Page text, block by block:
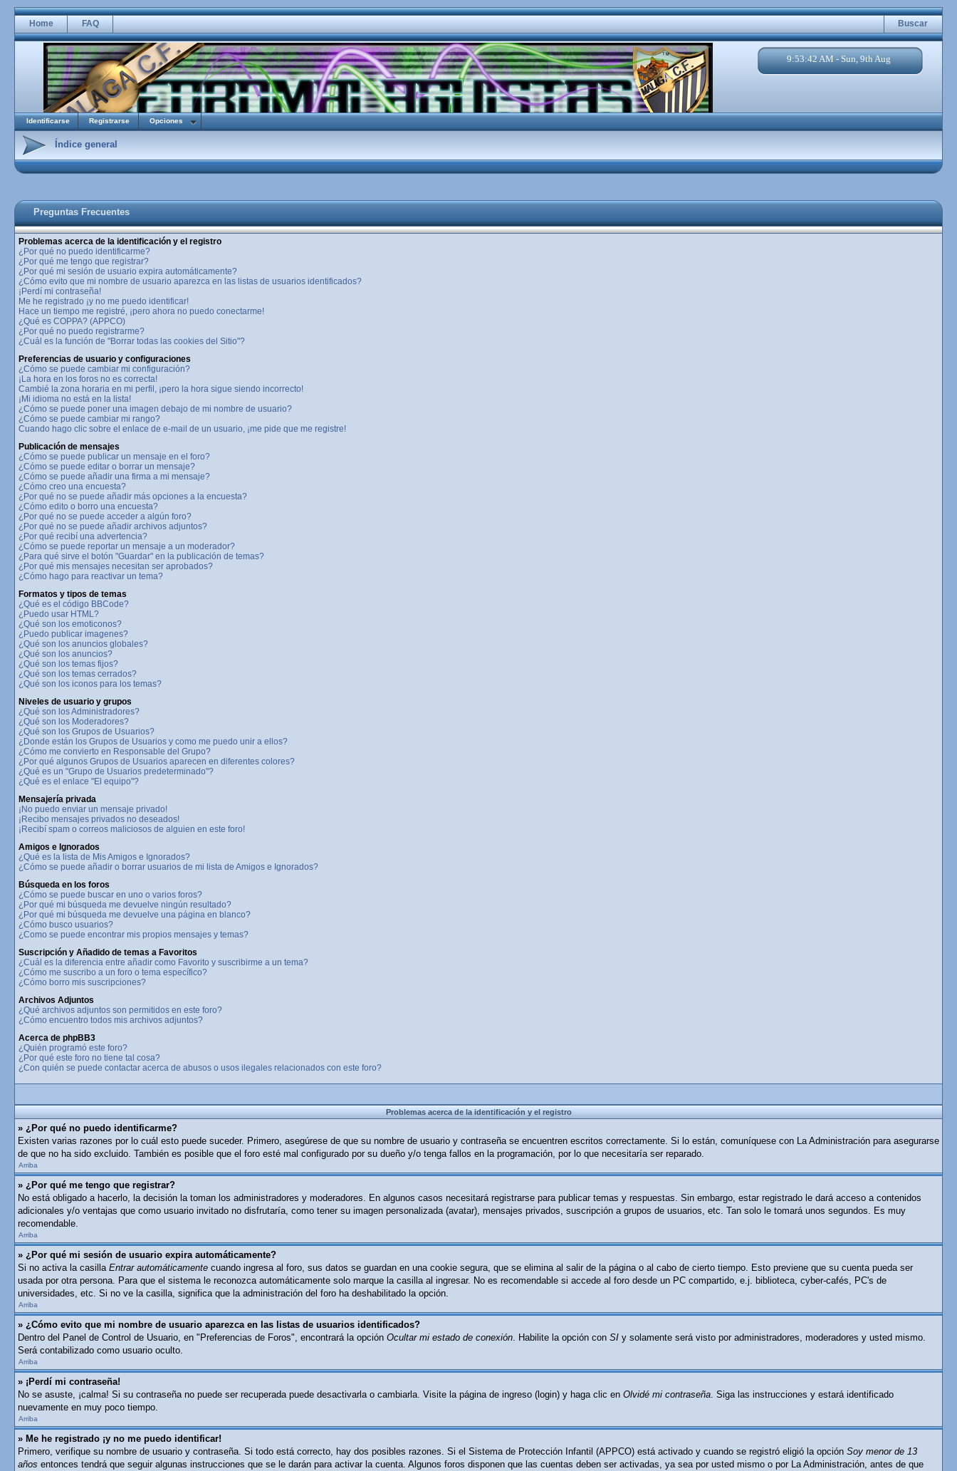
Home FAQ Buscar
9:53:43 AM - Sun, 9th Aug
Identificarse Registrarse Opciones
Índice general
Preguntas Frecuentes
Problemas acerca de la identificación y el registro
¿Por qué no puedo identificarme?
¿Por qué me tengo que registrar?
¿Por qué mi sesión de usuario expira automáticamente?
¿Cómo evito que mi nombre de usuario aparezca en las listas de usuarios identificados?
¡Perdí mi contraseña!
Me he registrado ¡y no me puedo identificar!
Hace un tiempo me registré, ¡pero ahora no puedo conectarme!
¿Qué es COPPA? (APPCO)
¿Por qué no puedo registrarme?
¿Cuál es la función de "Borrar todas las cookies del Sitio"?
Preferencias de usuario y configuraciones
¿Cómo se puede cambiar mi configuración?
¡La hora en los foros no es correcta!
Cambié la zona horaria en mi perfil, ¡pero la hora sigue siendo incorrecto!
¡Mi idioma no está en la lista!
¿Cómo se puede poner una imagen debajo de mi nombre de usuario?
¿Cómo se puede cambiar mi rango?
Cuando hago clic sobre el enlace de e-mail de un usuario, ¡me pide que me registre!
Publicación de mensajes
¿Cómo se puede publicar un mensaje en el foro?
¿Cómo se puede editar o borrar un mensaje?
¿Cómo se puede añadir una firma a mi mensaje?
¿Cómo creo una encuesta?
¿Por qué no se puede añadir más opciones a la encuesta?
¿Cómo edito o borro una encuesta?
¿Por qué no se puede acceder a algún foro?
¿Por qué no se puede añadir archivos adjuntos?
¿Por qué recibí una advertencia?
¿Cómo se puede reportar un mensaje a un moderador?
¿Para qué sirve el botón "Guardar" en la publicación de temas?
¿Por qué mis mensajes necesitan ser aprobados?
¿Cómo hago para reactivar un tema?
Formatos y tipos de temas
¿Qué es el código BBCode?
¿Puedo usar HTML?
¿Qué son los emoticonos?
¿Puedo publicar imagenes?
¿Qué son los anuncios globales?
¿Qué son los anuncios?
¿Qué son los temas fijos?
¿Qué son los temas cerrados?
¿Qué son los iconos para los temas?
Niveles de usuario y grupos
¿Qué son los Administradores?
¿Qué son los Moderadores?
¿Qué son los Grupos de Usuarios?
¿Donde están los Grupos de Usuarios y como me puedo unir a ellos?
¿Cómo me convierto en Responsable del Grupo?
¿Por qué algunos Grupos de Usuarios aparecen en diferentes colores?
¿Qué es un "Grupo de Usuarios predeterminado"?
¿Qué es el enlace "El equipo"?
Mensajería privada
¡No puedo enviar un mensaje privado!
¡Recibo mensajes privados no deseados!
¡Recibí spam o correos maliciosos de alguien en este foro!
Amigos e Ignorados
¿Qué es la lista de Mis Amigos e Ignorados?
¿Cómo se puede añadir o borrar usuarios de mi lista de Amigos e Ignorados?
Búsqueda en los foros
¿Cómo se puede buscar en uno o varios foros?
¿Por qué mi búsqueda me devuelve ningún resultado?
¿Por qué mi búsqueda me devuelve una página en blanco?
¿Cómo busco usuarios?
¿Como se puede encontrar mis propios mensajes y temas?
Suscripción y Añadido de temas a Favoritos
¿Cuál es la diferencia entre añadir como Favorito y suscribirme a un tema?
¿Cómo me suscribo a un foro o tema específico?
¿Cómo borro mis suscripciones?
Archivos Adjuntos
¿Qué archivos adjuntos son permitidos en este foro?
¿Cómo encuentro todos mis archivos adjuntos?
Acerca de phpBB3
¿Quién programó este foro?
¿Por qué este foro no tiene tal cosa?
¿Con quién se puede contactar acerca de abusos o usos ilegales relacionados con este foro?
Problemas acerca de la identificación y el registro
» ¿Por qué no puedo identificarme?
Existen varias razones por lo cuál esto puede suceder. Primero, asegúrese de que su nombre de usuario y contraseña se encuentren escritos correctamente. Si lo están, comuníquese con La Administración para asegurarse
de que no ha sido excluido. También es posible que el foro esté mal configurado por su dueño y/o tenga fallos en la programación, por lo que necesitaría ser reparado.
Arriba
» ¿Por qué me tengo que registrar?
No está obligado a hacerlo, la decisión la toman los administradores y moderadores. En algunos casos necesitará registrarse para publicar temas y respuestas. Sin embargo, estar registrado le dará acceso a contenidos
adicionales y/o ventajas que como usuario invitado no disfrutaría, como tener su imagen personalizada (avatar), mensajes privados, suscripción a grupos de usuarios, etc. Tan solo le tomará unos segundos. Es muy
recomendable.
Arriba
» ¿Por qué mi sesión de usuario expira automáticamente?
Si no activa la casilla Entrar automáticamente cuando ingresa al foro, sus datos se guardan en una cookie segura, que se elimina al salir de la página o al cabo de cierto tiempo. Esto previene que su cuenta pueda ser
usada por otra persona. Para que el sistema le reconozca automáticamente solo marque la casilla al ingresar. No es recomendable si accede al foro desde un PC compartido, e.j. biblioteca, cyber-cafés, PC's de
universidades, etc. Si no ve la casilla, significa que la administración del foro ha deshabilitado la opción.
Arriba
» ¿Cómo evito que mi nombre de usuario aparezca en las listas de usuarios identificados?
Dentro del Panel de Control de Usuario, en "Preferencias de Foros", encontrará la opción Ocultar mi estado de conexión. Habilite la opción con SI y solamente será visto por administradores, moderadores y usted mismo.
Será contabilizado como usuario oculto.
Arriba
» ¡Perdí mi contraseña!
No se asuste, ¡calma! Si su contraseña no puede ser recuperada puede desactivarla o cambiarla. Visite la página de ingreso (login) y haga clic en Olvidé mi contraseña. Siga las instrucciones y estará identificado
nuevamente en muy poco tiempo.
Arriba
» Me he registrado ¡y no me puedo identificar!
Primero, verifique su nombre de usuario y contraseña. Si todo está correcto, hay dos posibles razones. Si el Sistema de Protección Infantil (APPCO) está activado y cuando se registró eligió la opción Soy menor de 13
años entonces tendrá que seguir algunas instrucciones que se le darán para activar la cuenta. Algunos foros disponen que las cuentas deben ser activadas, ya sea por usted mismo o por La Administración, antes de que